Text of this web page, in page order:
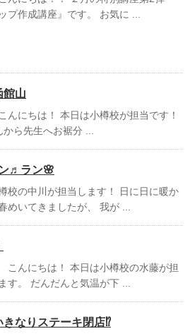
プ作成講座』です。 お気に ...
山
にちは！ 本日は小樽校が担当です！
から先生へお裾分 ...
♬ラン🌸
校の中川が担当します！ 日に日に暖か
めいてきましたが、 我が ...
んにちは！ 本日は小樽校の水藤が担
す。 だんだんと気温が下 ...
きなりステーキ閉店⁉